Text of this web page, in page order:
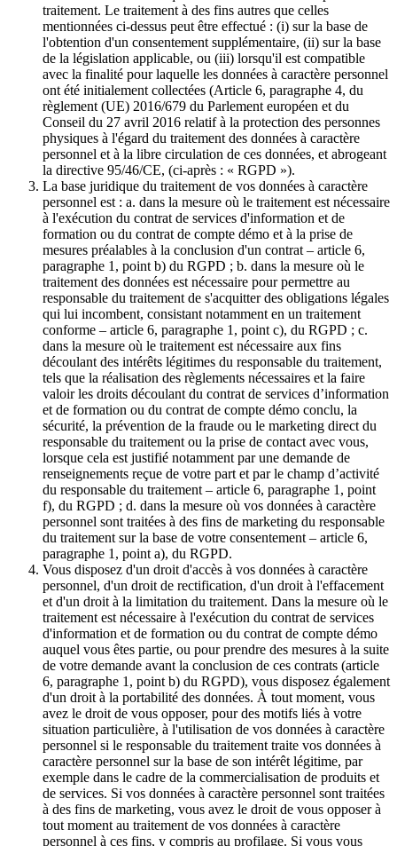
traitement. Le traitement à des fins autres que celles
mentionnées ci-dessus peut être effectué : (i) sur la base de
l'obtention d'un consentement supplémentaire, (ii) sur la base
de la législation applicable, ou (iii) lorsqu'il est compatible
avec la finalité pour laquelle les données à caractère personnel
ont été initialement collectées (Article 6, paragraphe 4, du
règlement (UE) 2016/679 du Parlement européen et du
Conseil du 27 avril 2016 relatif à la protection des personnes
physiques à l'égard du traitement des données à caractère
personnel et à la libre circulation de ces données, et abrogeant
la directive 95/46/CE, (ci-après : « RGPD »).
La base juridique du traitement de vos données à caractère
personnel est : a. dans la mesure où le traitement est nécessaire
à l'exécution du contrat de services d'information et de
formation ou du contrat de compte démo et à la prise de
mesures préalables à la conclusion d'un contrat – article 6,
paragraphe 1, point b) du RGPD ; b. dans la mesure où le
traitement des données est nécessaire pour permettre au
responsable du traitement de s'acquitter des obligations légales
qui lui incombent, consistant notamment en un traitement
conforme – article 6, paragraphe 1, point c), du RGPD ; c.
dans la mesure où le traitement est nécessaire aux fins
découlant des intérêts légitimes du responsable du traitement,
tels que la réalisation des règlements nécessaires et la faire
valoir les droits découlant du contrat de services d’information
et de formation ou du contrat de compte démo conclu, la
sécurité, la prévention de la fraude ou le marketing direct du
responsable du traitement ou la prise de contact avec vous,
lorsque cela est justifié notamment par une demande de
renseignements reçue de votre part et par le champ d’activité
du responsable du traitement – article 6, paragraphe 1, point
f), du RGPD ; d. dans la mesure où vos données à caractère
personnel sont traitées à des fins de marketing du responsable
du traitement sur la base de votre consentement – article 6,
paragraphe 1, point a), du RGPD.
Vous disposez d'un droit d'accès à vos données à caractère
personnel, d'un droit de rectification, d'un droit à l'effacement
et d'un droit à la limitation du traitement. Dans la mesure où le
traitement est nécessaire à l'exécution du contrat de services
d'information et de formation ou du contrat de compte démo
auquel vous êtes partie, ou pour prendre des mesures à la suite
de votre demande avant la conclusion de ces contrats (article
6, paragraphe 1, point b) du RGPD), vous disposez également
d'un droit à la portabilité des données. À tout moment, vous
avez le droit de vous opposer, pour des motifs liés à votre
situation particulière, à l'utilisation de vos données à caractère
personnel si le responsable du traitement traite vos données à
caractère personnel sur la base de son intérêt légitime, par
exemple dans le cadre de la commercialisation de produits et
de services. Si vos données à caractère personnel sont traitées
à des fins de marketing, vous avez le droit de vous opposer à
tout moment au traitement de vos données à caractère
personnel à ces fins, y compris au profilage. Si vous vous